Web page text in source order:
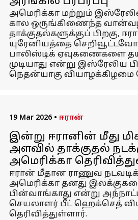
அமெரிக்கா மற்றும்
கால ஒருங்கிணைந்த
தாக்குதல்களுக்குப் பிறகு,
யுரேனியத்தை
பாலிஸ்டிக் ஏவுகணைகளை
முடியாது என்று இஸ்ரேலிய
நெதன்யாகு வியாழக்கிழமை
19 Mar 2026 • ஈரான்
இன்று ஈரானின் மீது
அளவில் தாக்குதல்
அமெரிக்கா
ஈரான் மீதான ராணுவ
அமெரிக்கா தனது
பின்வாங்காது என்று
செயலாளர் பீட் ஹெக்செத்
தெரிவித்துள்ளார்.